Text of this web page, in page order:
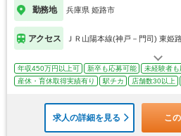
勤務地 兵庫県 姫路市
アクセス ＪＲ山陽本線(神戸－門司) 東姫
年収450万円以上可 新卒も応募可能 未経験者
産休・育休取得実績有り
駅チカ 店舗数30以上
求人の詳細を見る こ